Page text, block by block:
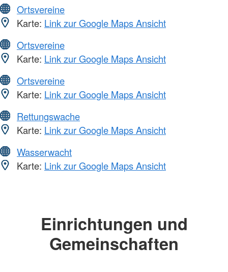
Ortsvereine
Karte: Link zur Google Maps Ansicht
Ortsvereine
Karte: Link zur Google Maps Ansicht
Ortsvereine
Karte: Link zur Google Maps Ansicht
Rettungswache
Karte: Link zur Google Maps Ansicht
Wasserwacht
Karte: Link zur Google Maps Ansicht
Einrichtungen und
Gemeinschaften